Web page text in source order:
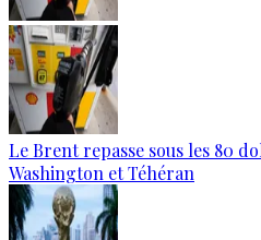
Le Brent repasse sous les 80
Washington et Téhéran